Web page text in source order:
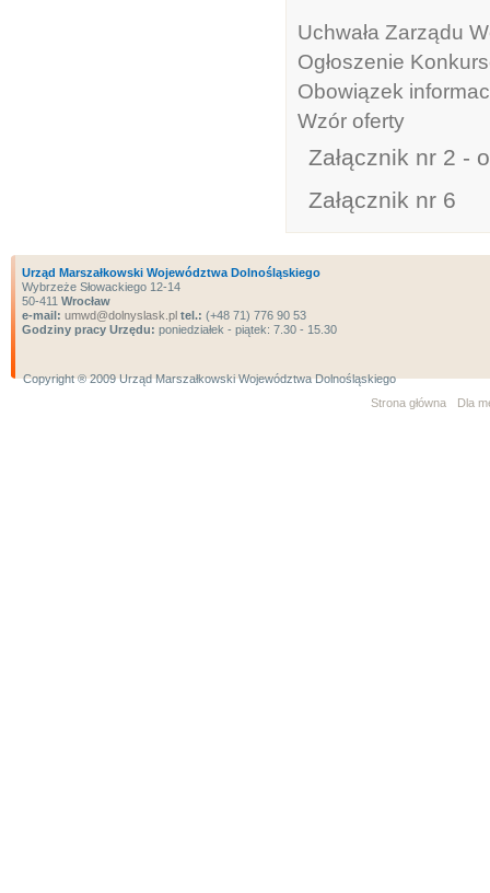
Uchwała Zarządu
Ogłoszenie
Obowiązek
Wzór oferty
Załącznik nr 2 -
Załącznik nr 6
Urząd Marszałkowski Województwa Dolnośląskiego
Wybrzeże Słowackiego 12-14
50-411 Wrocław
e-mail: umwd@dolnyslask.pl tel.: (+48 71) 776 90 53
Godziny pracy Urzędu: poniedziałek - piątek: 7.30 - 15.30
Copyright ® 2009 Urząd Marszałkowski Województwa Dolnośląskiego
Strona główna
Dla